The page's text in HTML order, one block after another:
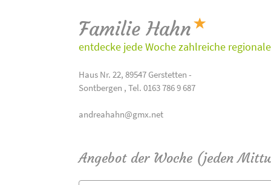
Familie Hahn
entdecke jede Woche zahlreiche
Haus Nr. 22, 89547 Gerstetten -
Sontbergen , Tel. 0163 786 9 687
andreahahn@gmx.net
Angebot der Woche (jeden